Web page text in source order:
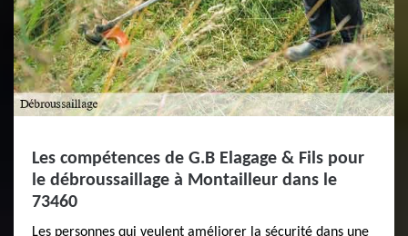
Les compétences de G.B Elagage & Fils pour
le débroussaillage à Montailleur dans le
73460
Les personnes qui veulent améliorer la sécurité dans une